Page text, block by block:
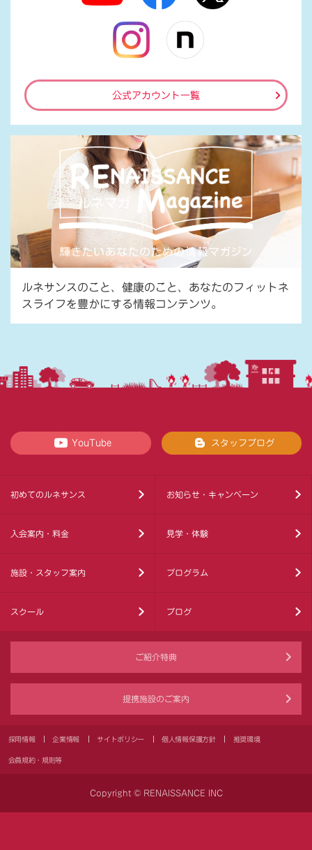
公式アカウント一覧
ルネサンスのこと、健康のこと、あなたのフィットネ
スライフを豊かにする情報コンテンツ。
YouTube スタッフブログ
初めてのルネサンス お知らせ・キャンペーン
入会案内・料金 見学・体験
施設・スタッフ案内 プログラム
スクール ブログ
ご紹介特典
提携施設のご案内
採用情報 企業情報 サイトポリシー 個人情報保護方針 推奨環境
会員規約・規則等
Copyright © RENAISSANCE INC